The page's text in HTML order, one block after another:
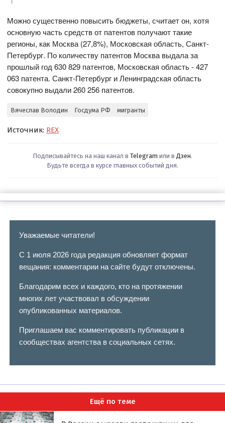
Можно существенно повысить бюджеты, считает он, хотя
основную часть средств от патентов получают такие
регионы, как Москва (27,8%), Московская область, Санкт-
Петербург. По количеству патентов Москва выдала за
прошлый год 630 829 патентов, Московская область - 427
063 патента. Санкт-Петербург и Ленинградская область
совокупно выдали 260 256 патентов.
Вячеслав Володин Госдума РФ мигранты
Источник: REX
Подписывайтесь на наш канал в Telegram или в Дзен.
Будьте всегда в курсе главных событий дня.
Уважаемые читатели!
С 1 июля 2026 года редакция обновляет формат
вещания: комментарии на сайте будут отключены.
Благодарим всех и каждого, кто на протяжении
многих лет участвовал в обсуждении
опубликованных материалов.
Приглашаем вас комментировать публикации в
сообществах агентства в социальных сетях.
Ещё по теме